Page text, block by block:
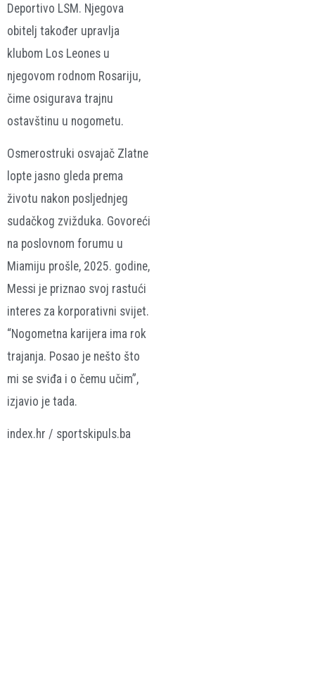
Deportivo LSM. Njegova
obitelj također upravlja
klubom Los Leones u
njegovom rodnom Rosariju,
čime osigurava trajnu
ostavštinu u nogometu.
Osmerostruki osvajač Zlatne
lopte jasno gleda prema
životu nakon posljednjeg
sudačkog zvižduka. Govoreći
na poslovnom forumu u
Miamiju prošle, 2025. godine,
Messi je priznao svoj rastući
interes za korporativni svijet.
“Nogometna karijera ima rok
trajanja. Posao je nešto što
mi se sviđa i o čemu učim”,
izjavio je tada.
index.hr / sportskipuls.ba